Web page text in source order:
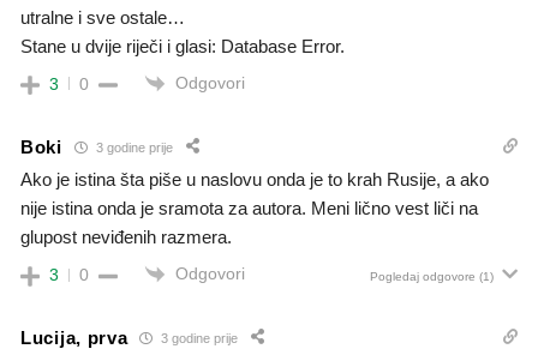
utralne i sve ostale…
Stane u dvije riječi i glasi: Database Error.
3 0 Odgovori
Boki 3 godine prije
Ako je istina šta piše u naslovu onda je to krah Rusije, a ako
nije istina onda je sramota za autora. Meni lično vest liči na
glupost neviđenih razmera.
3 0 Odgovori Pogledaj odgovore (1)
Lucija, prva 3 godine prije